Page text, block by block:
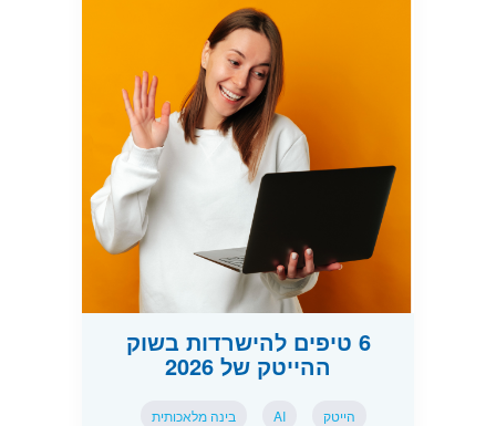
6 טיפים להישרדות בשוק
ההייטק של 2026
הייטק AI בינה מלאכותית